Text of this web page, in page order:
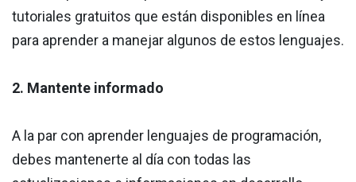
tutoriales gratuitos que están disponibles en línea
para aprender a manejar algunos de estos lenguajes.
2. Mantente informado
A la par con aprender lenguajes de programación,
debes mantenerte al día con todas las